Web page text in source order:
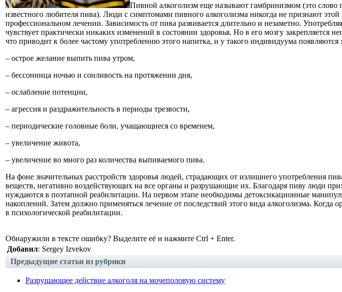
Пивной алкоголизм еще называют гамбринизмом (это слово
известного любителя пива). Люди с симптомами пивного алкоголизма никогда не признают
профессиональном лечении. Зависимость от пива развивается длительно и незаметно.
чувствует практически никаких изменений в состоянии здоровья. Но в его мозгу закрепляется
что приводит к более частому употреблению этого напитка, и у такого индивидуума
– острое желание выпить пива утром,
– бессонница ночью и сонливость на протяжении дня,
– ослабление потенции,
– агрессия и раздражительность в периоды трезвости,
– периодические головные боли, учащающиеся со временем,
– увеличение живота,
– увеличение во много раз количества выпиваемого пива.
На фоне значительных расстройств здоровья людей, страдающих от излишнего употребления
веществ, негативно воздействующих на все органы и разрушающие их. Благодаря пиву люди
нуждаются в поэтапной реабилитации. На первом этапе необходимы детоксикационные
накоплений. Затем должно применяться лечение от последствий этого вида алкоголизма. Когда
в психологической реабилитации.
Обнаружили в тексте ошибку? Выделите её и нажмите Ctrl + Enter.
Добавил: Sergey Izvekov
Предыдущие статьи из рубрики
Разрушающее действие алкоголя на мочеполовую систему